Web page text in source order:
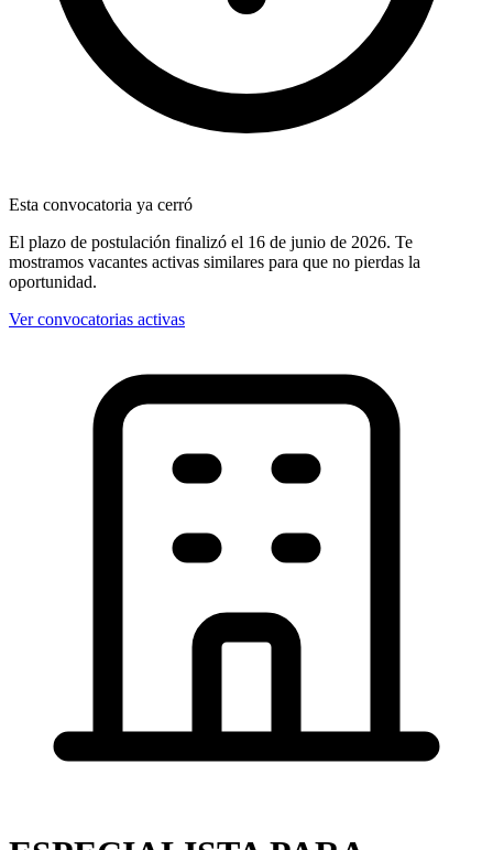
Esta convocatoria ya cerró
El plazo de postulación finalizó el 16 de junio de 2026. Te
mostramos vacantes activas similares para que no pierdas la
oportunidad.
Ver convocatorias activas